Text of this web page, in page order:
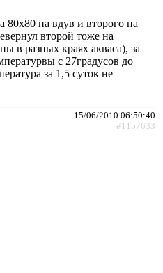
80х80 на вдув и второго на
второй тоже на
в разных краях акваса), за
с 27градусов до
за 1,5 суток не
15/06/2010 06:50:40
#1157633